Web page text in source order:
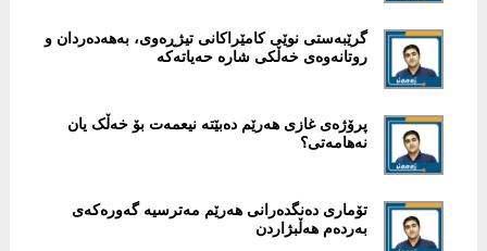
گرێبەستی نوێی كامێراكانی تیژڕەوی، بەهەدەردان و
روتانەوەی خەڵكی شارە حەیاتەكە
پرۆژەی غازی هەرێم دەبێتە نیعمەت بۆ خەڵک یان
نەهامەتی؟
تۆماری دەنگدەرانی هەرێم مەترسیە گەورەكەی
بەردەم هەڵبژاردن